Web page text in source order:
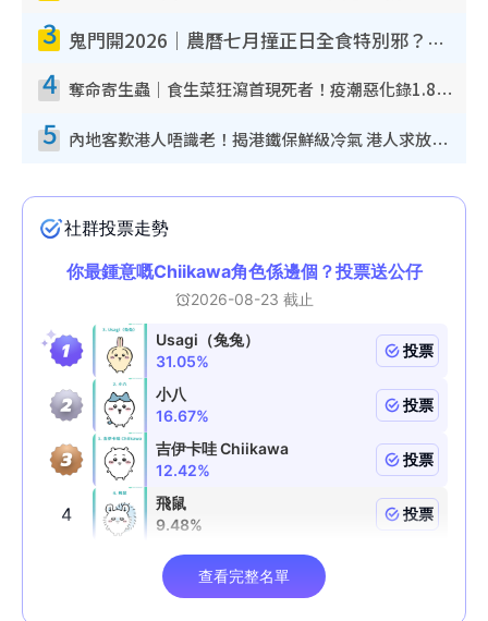
3 鬼門開2026｜農曆七月撞正日全食特別邪？專家警告切忌做一事！揭4大禁忌+2招保平安
4 奪命寄生蟲｜食生菜狂瀉首現死者！疫潮惡化錄1.8萬宗病例 揭洗菜3大謬誤
5 內地客歎港人唔識老！揭港鐵保鮮級冷氣 港人求放過：咪投訴